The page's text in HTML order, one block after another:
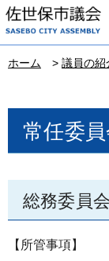
佐世保市議会
ホーム > 議員の紹
常任委
総務委員会
【所管事項】